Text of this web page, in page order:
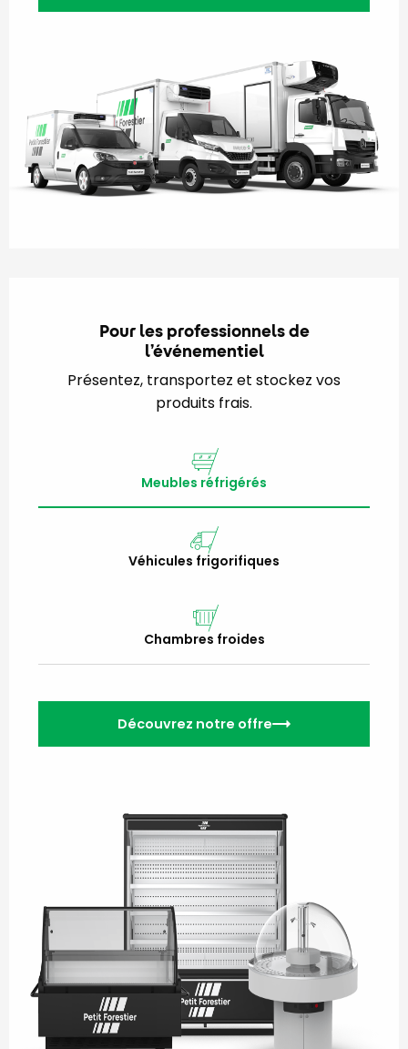
Pour les professionnels de
l’événementiel
Présentez, transportez et stockez vos
produits frais.
Meubles réfrigérés
Véhicules frigorifiques
Chambres froides
Découvrez notre offre